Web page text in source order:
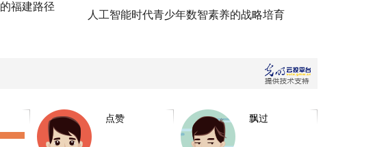
福建路径
人工智能时代青少年数智素养的战略培育
点赞 飘过